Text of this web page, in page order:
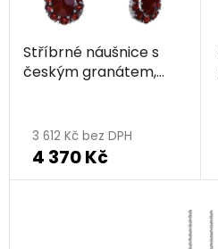
Stříbrné náušnice s
českým granátem,
3 612 Kč bez DPH
4 370 Kč